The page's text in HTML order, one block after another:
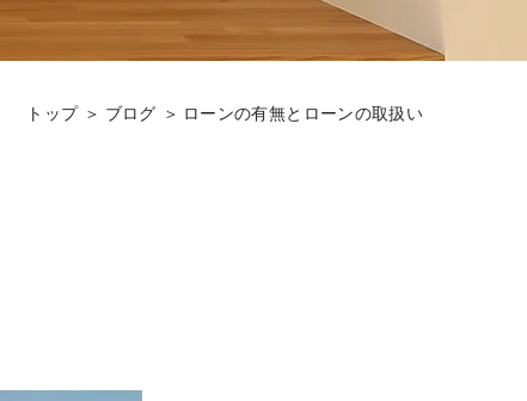
トップ ブログ ローンの有無とローンの取扱い